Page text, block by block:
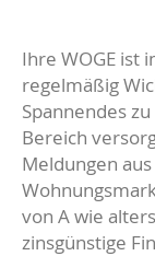
Ihre WOGE ist
regelmäßig
Spannendes
Bereich
Meldungen
von A wie
zinsgünstige